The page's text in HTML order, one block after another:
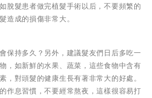
脫髮患者做完植髮手術以后，不要頻繁的
造成的損傷非常大。
保持多久？另外，建議髮友們日后多吃一
，如新鮮的水果、蔬菜，這些食物中含有
，對頭髮的健康生長有著非常大的好處。
作息習慣，不要經常熬夜，這樣很容易打